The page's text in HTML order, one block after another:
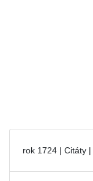
rok 1724 | Citáty |